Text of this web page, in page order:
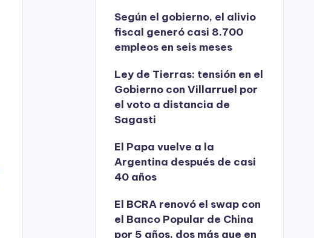
Según el gobierno, el alivio
fiscal generó casi 8.700
empleos en seis meses
Ley de Tierras: tensión en el
Gobierno con Villarruel por
el voto a distancia de
Sagasti
El Papa vuelve a la
Argentina después de casi
40 años
El BCRA renovó el swap con
el Banco Popular de China
por 5 años, dos más que en